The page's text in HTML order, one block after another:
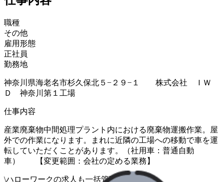
職種
その他
雇用形態
正社員
勤務地
神奈川県海老名市杉久保北５−２９−１ 株式会社 ＩＷ
Ｄ 神奈川第１工場
仕事内容
産業廃棄物中間処理プラント内における廃棄物運搬作業。屋
外での作業になります。まれに近隣の工場への移動で車を運
転していただくことがあります。（社用車：普通自動
車） 【変更範囲：会社の定める業務】
\ハローワークの求人も一括管理